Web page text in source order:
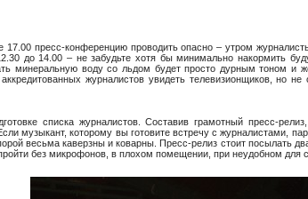
пресс-конференцию проводить опасно – утром
до 14.00 – не забудьте хотя бы минимально накормить
минеральную воду со льдом будет просто дурным тоном
журналистов увидеть телевизионщиков, но
списка журналистов. Составив грамотный пресс-
музыкант, которому вы готовите встречу с журналистами,
весьма каверзны и коварны. Пресс-релиз стоит посылать
без микрофонов, в плохом помещении, при неудобном для